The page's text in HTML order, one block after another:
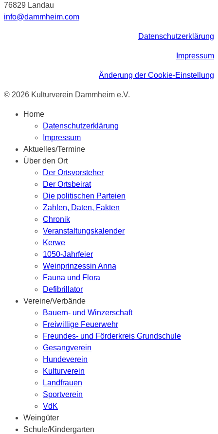
76829 Landau
info@dammheim.com
Datenschutzerklärung
Impressum
Änderung der Cookie-Einstellung
© 2026 Kulturverein Dammheim e.V.
Home
Datenschutzerklärung
Impressum
Aktuelles/Termine
Über den Ort
Der Ortsvorsteher
Der Ortsbeirat
Die politischen Parteien
Zahlen, Daten, Fakten
Chronik
Veranstaltungskalender
Kerwe
1050-Jahrfeier
Weinprinzessin Anna
Fauna und Flora
Defibrillator
Vereine/Verbände
Bauern- und Winzerschaft
Freiwillige Feuerwehr
Freundes- und Förderkreis Grundschule
Gesangverein
Hundeverein
Kulturverein
Landfrauen
Sportverein
VdK
Weingüter
Schule/Kindergarten